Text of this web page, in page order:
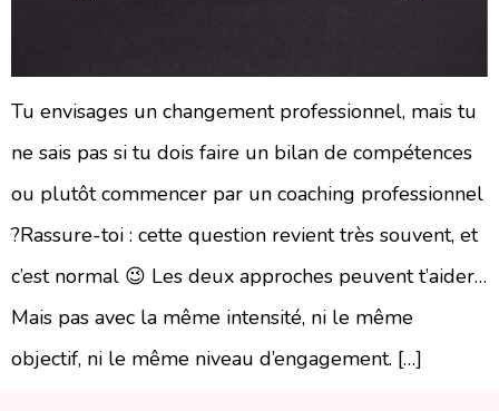
Tu envisages un changement professionnel, mais tu
ne sais pas si tu dois faire un bilan de compétences
ou plutôt commencer par un coaching professionnel
?Rassure-toi : cette question revient très souvent, et
c’est normal 😉 Les deux approches peuvent t’aider…
Mais pas avec la même intensité, ni le même
objectif, ni le même niveau d’engagement. […]